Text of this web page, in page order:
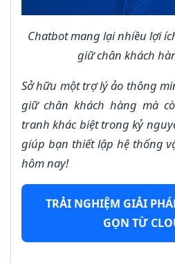
Chatbot mang lại nhiều lợi
giữ chân khách
Sở hữu một trợ lý ảo thông
giữ chân khách hàng mà
tranh khác biệt trong kỷ
giúp bạn thiết lập hệ thống
hôm nay!
TRẢI NGHIỆM GIẢI
GỌN TỪ